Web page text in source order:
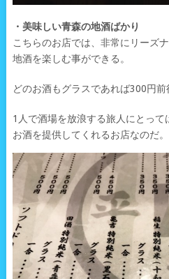
・美味しい青森の地酒ばかり
こちらのお店では、非常にリーズ
地酒を楽しむ事ができる。
どのお酒もグラスであれば300円前
1人で酒場を放浪する旅人にとっ
お酒を提供してくれるお店なのだ。